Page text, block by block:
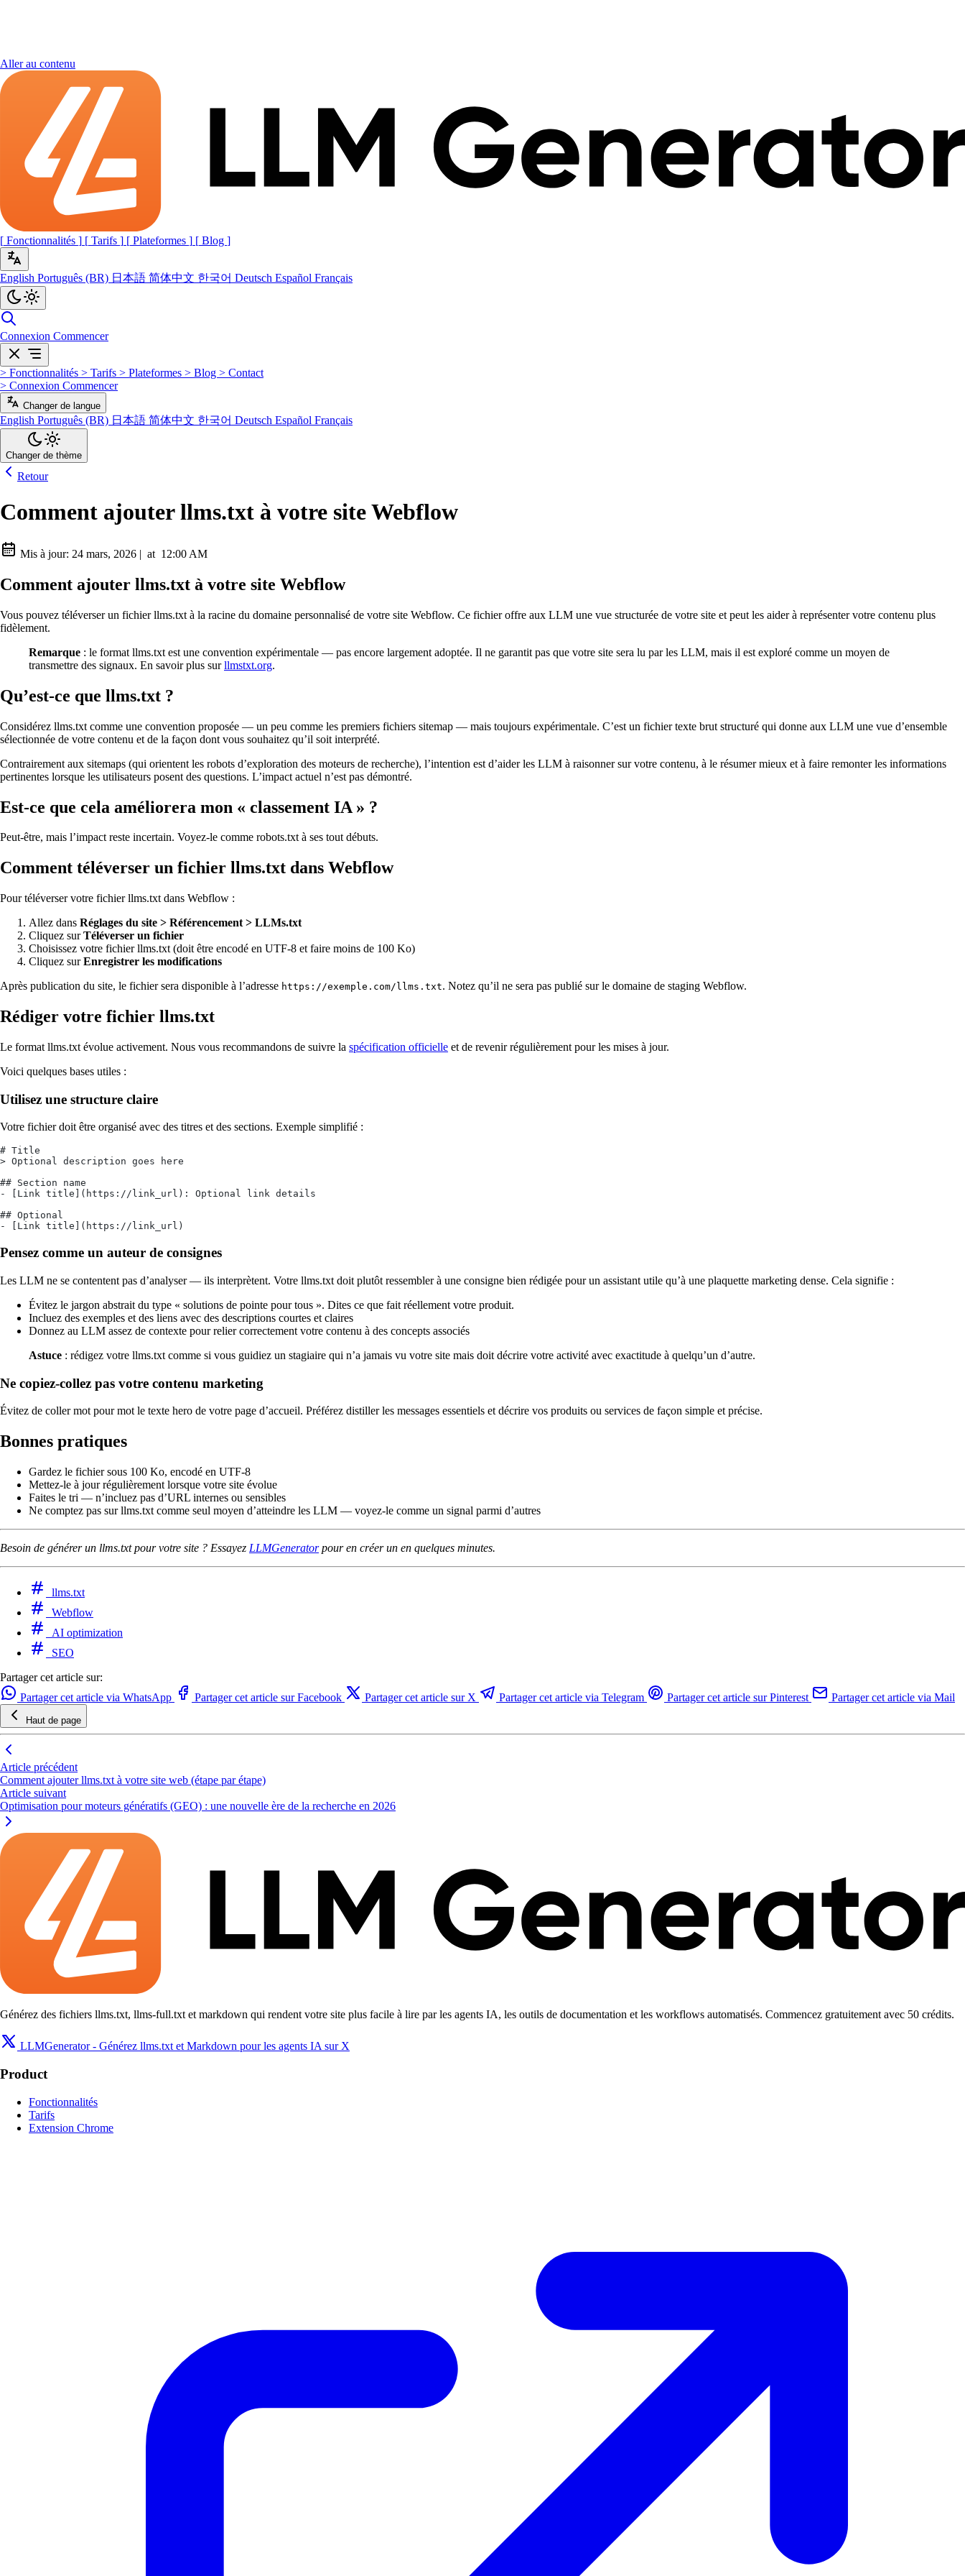
Aller au contenu
[ Fonctionnalités ] [ Tarifs ] [ Plateformes ] [ Blog ]
English Português (BR) 日本語 简体中文 한국어 Deutsch Español Français
Connexion Commencer
> Fonctionnalités > Tarifs > Plateformes > Blog > Contact
> Connexion Commencer
Changer de langue
English Português (BR) 日本語 简体中文 한국어 Deutsch Español Français
Changer de thème
Retour
Comment ajouter llms.txt à votre site Webflow
Mis à jour: 24 mars, 2026 | at 12:00 AM
Comment ajouter llms.txt à votre site Webflow
Vous pouvez téléverser un fichier llms.txt à la racine du domaine personnalisé de votre site Webflow. Ce fichier offre aux LLM une vue structurée de votre site et peut les aider à représenter votre contenu plus
fidèlement.
Remarque : le format llms.txt est une convention expérimentale — pas encore largement adoptée. Il ne garantit pas que votre site sera lu par les LLM, mais il est exploré comme un moyen de
transmettre des signaux. En savoir plus surllmstxt.org.
Qu’est-ce que llms.txt ?
Considérez llms.txt comme une convention proposée — un peu comme les premiers fichiers sitemap — mais toujours expérimentale. C’est un fichier texte brut structuré qui donne aux LLM une vue d’ensemble
sélectionnée de votre contenu et de la façon dont vous souhaitez qu’il soit interprété.
Contrairement aux sitemaps (qui orientent les robots d’exploration des moteurs de recherche), l’intention est d’aider les LLM à raisonner sur votre contenu, à le résumer mieux et à faire remonter les informations
pertinentes lorsque les utilisateurs posent des questions. L’impact actuel n’est pas démontré.
Est-ce que cela améliorera mon « classement IA » ?
Peut-être, mais l’impact reste incertain. Voyez-le comme robots.txt à ses tout débuts.
Comment téléverser un fichier llms.txt dans Webflow
Pour téléverser votre fichier llms.txt dans Webflow :
Allez dans Réglages du site > Référencement > LLMs.txt
Cliquez surTéléverser un fichier
Choisissez votre fichier llms.txt (doit être encodé en UTF-8 et faire moins de 100 Ko)
Cliquez surEnregistrer les modifications
Après publication du site, le fichier sera disponible à l’adresse https://exemple.com/llms.txt. Notez qu’il ne sera pas publié sur le domaine de staging Webflow.
Rédiger votre fichier llms.txt
Le format llms.txt évolue activement. Nous vous recommandons de suivre la spécification officielle et de revenir régulièrement pour les mises à jour.
Voici quelques bases utiles :
Utilisez une structure claire
Votre fichier doit être organisé avec des titres et des sections. Exemple simplifié :
# Title
> Optional description goes here
## Section name
- [Link title](https://link_url): Optional link details
## Optional
- [Link title](https://link_url)
Pensez comme un auteur de consignes
Les LLM ne se contentent pas d’analyser — ils interprètent. Votre llms.txt doit plutôt ressembler à une consigne bien rédigée pour un assistant utile qu’à une plaquette marketing dense. Cela signifie :
Évitez le jargon abstrait du type « solutions de pointe pour tous ». Dites ce que fait réellement votre produit.
Incluez des exemples et des liens avec des descriptions courtes et claires
Donnez au LLM assez de contexte pour relier correctement votre contenu à des concepts associés
Astuce : rédigez votre llms.txt comme si vous guidiez un stagiaire qui n’a jamais vu votre site mais doit décrire votre activité avec exactitude à quelqu’un d’autre.
Ne copiez-collez pas votre contenu marketing
Évitez de coller mot pour mot le texte hero de votre page d’accueil. Préférez distiller les messages essentiels et décrire vos produits ou services de façon simple et précise.
Bonnes pratiques
Gardez le fichier sous 100 Ko, encodé en UTF-8
Mettez-le à jour régulièrement lorsque votre site évolue
Faites le tri — n’incluez pas d’URL internes ou sensibles
Ne comptez pas sur llms.txt comme seul moyen d’atteindre les LLM — voyez-le comme un signal parmi d’autres
Besoin de générer un llms.txt pour votre site ? Essayez LLMGeneratorpour en créer un en quelques minutes.
llms.txt
Webflow
AI optimization
SEO
Partager cet article sur:
Partager cet article via WhatsApp
Partager cet article sur Facebook Partager cet article sur X Partager cet article via Telegram Partager cet article sur Pinterest Partager cet article via Mail
Haut de page
Article précédent
Comment ajouter llms.txt à votre site web (étape par étape)
Article suivant
Optimisation pour moteurs génératifs (GEO) : une nouvelle ère de la recherche en 2026
Générez des fichiers llms.txt, llms-full.txt et markdown qui rendent votre site plus facile à lire par les agents IA, les outils de documentation et les workflows automatisés. Commencez gratuitement avec 50 crédits.
LLMGenerator - Générez llms.txt et Markdown pour les agents IA sur X
Product
Fonctionnalités
Tarifs
Extension Chrome